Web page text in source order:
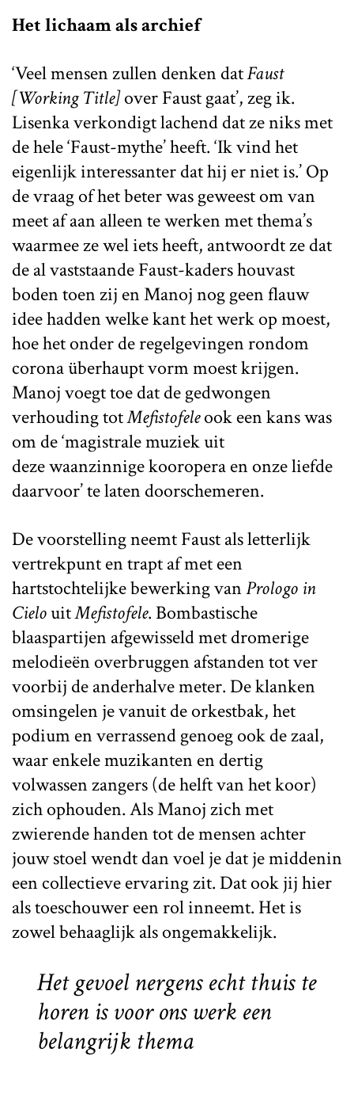
Het lichaam als archief
‘Veel mensen zullen denken datFaust
[Working Title]over Faust gaat’, zeg ik.
Lisenka verkondigt lachend dat ze niks met
de hele ‘Faust-mythe’ heeft. ‘Ik vind het
eigenlijk interessanter dat hij er niet is.’ Op
de vraag of het beter was geweest om van
meet af aan alleen te werken met thema’s
waarmee ze wel iets heeft, antwoordt ze dat
de al vaststaande Faust-kaders houvast
boden toen zij en Manoj nog geen flauw
idee hadden welke kant het werk op moest,
hoe het onder de regelgevingen rondom
corona überhaupt vorm moest krijgen.
Manoj voegt toe dat de gedwongen
verhouding totMefistofeleook een kans was
om de ‘magistrale muziek uit
deze waanzinnige kooropera en onze liefde
daarvoor’ te laten doorschemeren.
De voorstelling neemt Faust als letterlijk
vertrekpunt en trapt af met een
hartstochtelijke bewerking vanPrologo in
CielouitMefistofele. Bombastische
blaaspartijen afgewisseld met dromerige
melodieën overbruggen afstanden tot ver
voorbij de anderhalve meter. De klanken
omsingelen je vanuit de orkestbak, het
podium en verrassend genoeg ook de zaal,
waar enkele muzikanten en dertig
volwassen zangers (de helft van het koor)
zich ophouden. Als Manoj zich met
zwierende handen tot de mensen achter
jouw stoel wendt dan voel je dat je middenin
een collectieve ervaring zit. Dat ook jij hier
als toeschouwer een rol inneemt. Het is
zowel behaaglijk als ongemakkelijk.
Het gevoel nergens echt thuis te
horen is voor ons werk een
belangrijk thema